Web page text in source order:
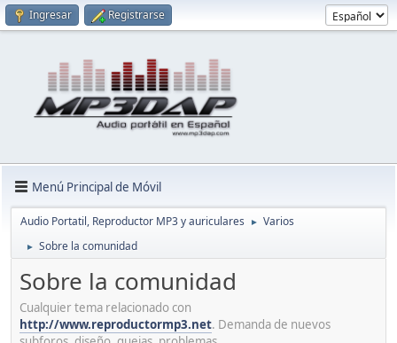
Ingresar Registrarse
Menú Principal de Móvil
Audio Portatil, Reproductor MP3 y auriculares ► Varios
► Sobre la comunidad
Sobre la comunidad
Cualquier tema relacionado con
http://www.reproductormp3.net. Demanda de nuevos